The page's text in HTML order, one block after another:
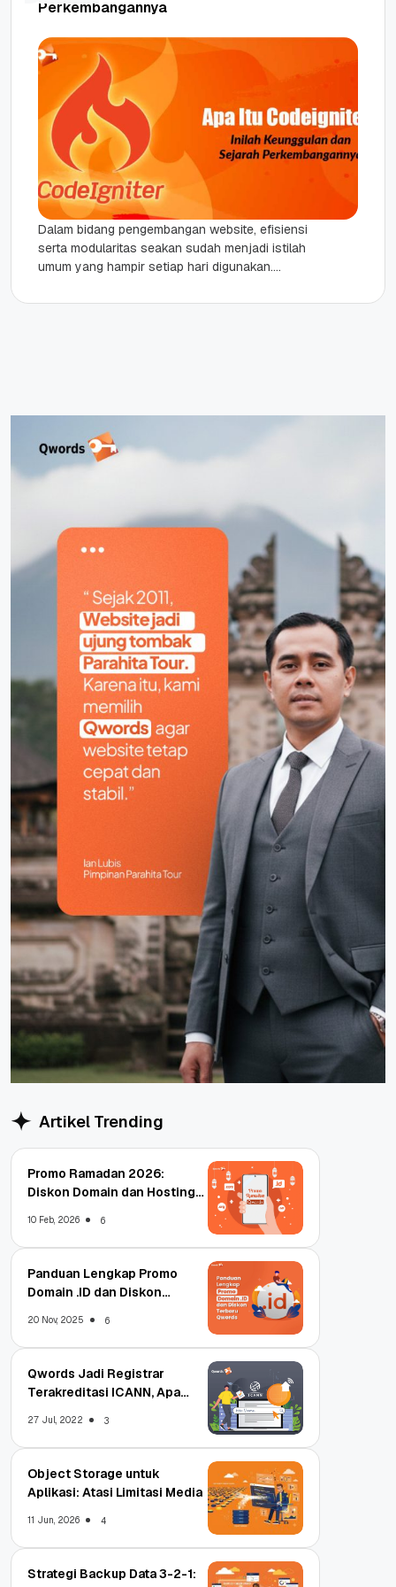
Perkembangannya
Dalam bidang pengembangan website, efisiensi
serta modularitas seakan sudah menjadi istilah
umum yang hampir setiap hari digunakan.
kode yang...
Artikel Trending
Promo Ramadan 2026:
Diskon Domain dan Hosting
10 Feb, 2026 6
Panduan Lengkap Promo
Domain .ID dan Diskon
20 Nov, 2025 6
Qwords Jadi Registrar
Terakreditasi ICANN, Apa
27 Jul, 2022 3
Object Storage untuk
Aplikasi: Atasi Limitasi Media
11 Jun, 2026 4
Strategi Backup Data 3-2-1: